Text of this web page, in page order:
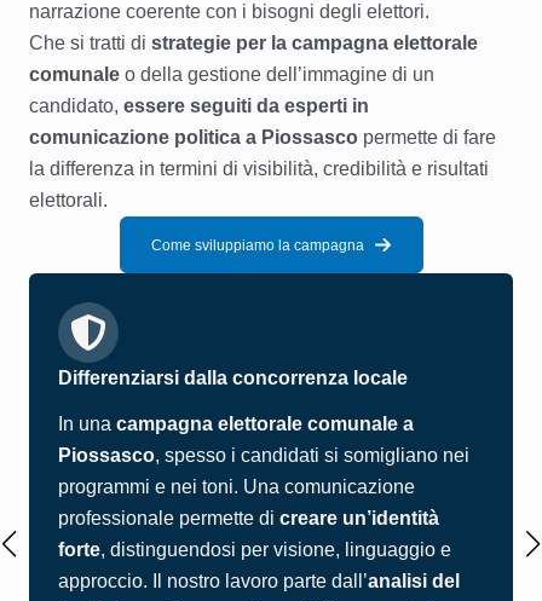
narrazione coerente con i bisogni degli elettori.
Che si tratti di strategie per la campagna elettorale
comunale o della gestione dell’immagine di un
candidato, essere seguiti da esperti in
comunicazione politica a Piossasco permette di fare
la differenza in termini di visibilità, credibilità e risultati
elettorali.
Come sviluppiamo la campagna
Differenziarsi dalla concorrenza locale
In una campagna elettorale comunale a
Piossasco, spesso i candidati si somigliano nei
programmi e nei toni. Una comunicazione
professionale permette di creare un’identità
forte, distinguendosi per visione, linguaggio e
approccio. Il nostro lavoro parte dall’analisi del